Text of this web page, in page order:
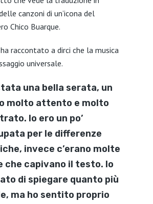
canzoni di un’icona del
Chico Buarque.
raccontato a dirci che la musica
universale.
una bella serata, un
molto attento e molto
Io ero un po’
per le differenze
invece c’erano molte
che capivano il testo. Io
di spiegare quanto più
ma ho sentito proprio